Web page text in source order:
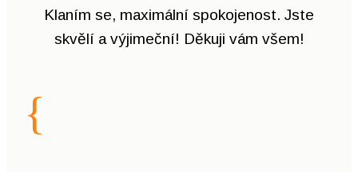
Klaním se, maximální spokojenost. Jste
skvělí a výjimeční! Děkuji vám všem!
{